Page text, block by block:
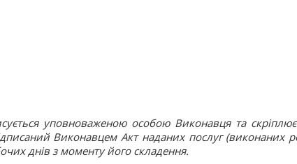
уповноваженою особою Виконавця та
Виконавцем Акт наданих послуг (виконаних
днів з моменту його складення.